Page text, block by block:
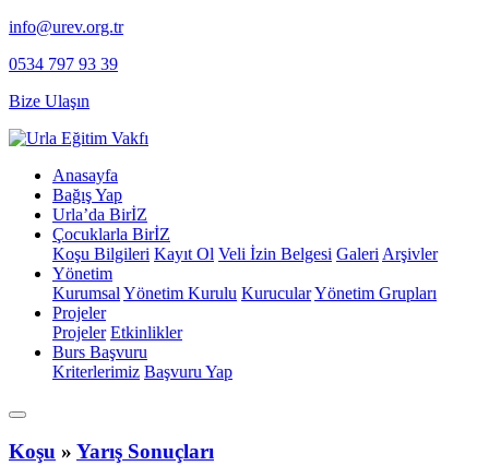
info@urev.org.tr
0534 797 93 39
Bize Ulaşın
Anasayfa
Bağış Yap
Urla’da BirİZ
Çocuklarla BirİZ
Koşu Bilgileri Kayıt Ol ⁠Veli İzin Belgesi Galeri Arşivler
Yönetim
Kurumsal Yönetim Kurulu KurucularYönetim Grupları
Projeler
Projeler Etkinlikler
Burs Başvuru
Kriterlerimiz Başvuru Yap
Koşu » Yarış Sonuçları